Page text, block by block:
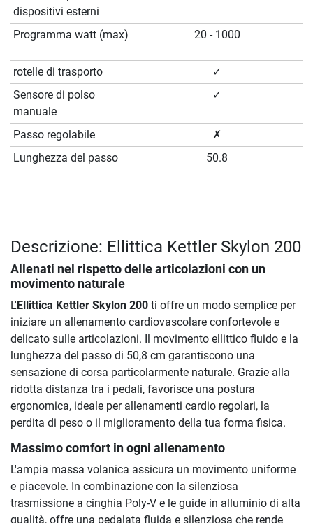
dispositivi esterni
Programma watt (max) 20 - 1000
rotelle di trasporto
✓
Sensore di polso
manuale
✓
Passo regolabile
✗
Lunghezza del passo
50.8
Descrizione: Ellittica Kettler Skylon 200
Allenati nel rispetto delle articolazioni con un
movimento naturale
L'Ellittica Kettler Skylon 200 ti offre un modo semplice per
iniziare un allenamento cardiovascolare confortevole e
delicato sulle articolazioni. Il movimento ellittico fluido e la
lunghezza del passo di 50,8 cm garantiscono una
sensazione di corsa particolarmente naturale. Grazie alla
ridotta distanza tra i pedali, favorisce una postura
ergonomica, ideale per allenamenti cardio regolari, la
perdita di peso o il miglioramento della tua forma fisica.
Massimo comfort in ogni allenamento
L'ampia massa volanica assicura un movimento uniforme
e piacevole. In combinazione con la silenziosa
trasmissione a cinghia Poly-V e le guide in alluminio di alta
qualità, offre una pedalata fluida e silenziosa che rende